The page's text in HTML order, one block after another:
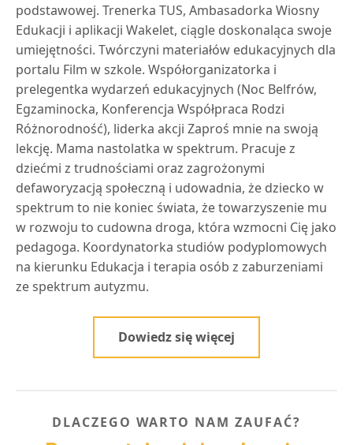
podstawowej. Trenerka TUS, Ambasadorka Wiosny
Edukacji i aplikacji Wakelet, ciągle doskonaląca swoje
umiejętności. Twórczyni materiałów edukacyjnych dla
portalu Film w szkole. Współorganizatorka i
prelegentka wydarzeń edukacyjnych (Noc Belfrów,
Egzaminocka, Konferencja Współpraca Rodzi
Różnorodność), liderka akcji Zaproś mnie na swoją
lekcję. Mama nastolatka w spektrum. Pracuje z
dziećmi z trudnościami oraz zagrożonymi
defaworyzacją społeczną i udowadnia, że dziecko w
spektrum to nie koniec świata, że towarzyszenie mu
w rozwoju to cudowna droga, która wzmocni Cię jako
pedagoga. Koordynatorka studiów podyplomowych
na kierunku Edukacja i terapia osób z zaburzeniami
ze spektrum autyzmu.
Dowiedz się więcej
DLACZEGO WARTO NAM ZAUFAĆ?